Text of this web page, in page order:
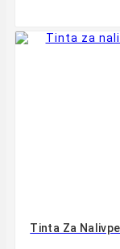
Tinta Za